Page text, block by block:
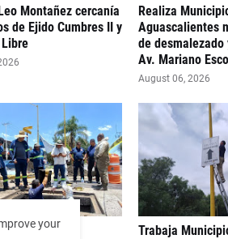
Montañez cercanía
de Ejido Cumbres II y
Realiza
Aguascalientes
de
Av. Mariano
August 06, 2026
de Trabaja
your